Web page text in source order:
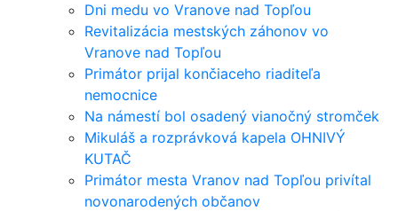
Dni medu vo Vranove nad Topľou
Revitalizácia mestských záhonov vo
Vranove nad Topľou
Primátor prijal končiaceho riaditeľa
nemocnice
Na námestí bol osadený vianočný stromček
Mikuláš a rozprávková kapela OHNIVÝ
KUTAČ
Primátor mesta Vranov nad Topľou privítal
novonarodených občanov